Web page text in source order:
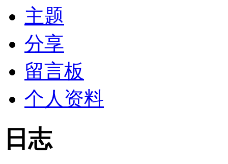
主题
分享
留言板
个人资料
日志